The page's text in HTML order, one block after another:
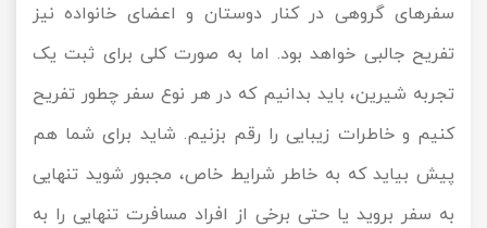
سفرهای گروهی در کنار دوستان و اعضای خانواده نیز
تفریح جالبی خواهد بود. اما به صورت کلی برای ثبت یک
تجربه شیرین، باید بدانیم که در هر نوع سفر چطور تفریح
کنیم و خاطرات زیبایی را رقم بزنیم. شاید برای شما هم
پیش بیاید که به خاطر شرایط خاص، مجبور شوید تنهایی
به سفر بروید یا حتی برخی از افراد مسافرت تنهایی را به
تور گلستان
تور سوباتان
تور چابهار